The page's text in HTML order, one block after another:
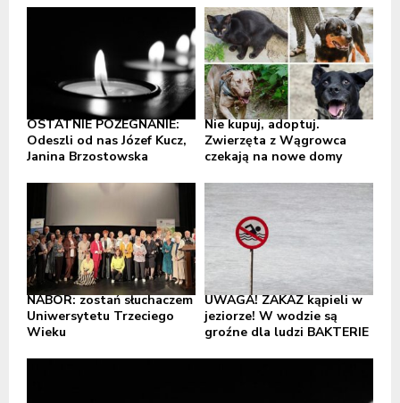
OSTATNIE POŻEGNANIE:
Odeszli od nas Józef Kucz,
Janina Brzostowska
Nie kupuj, adoptuj.
Zwierzęta z Wągrowca
czekają na nowe domy
NABÓR: zostań słuchaczem
Uniwersytetu Trzeciego
Wieku
UWAGA! ZAKAZ kąpieli w
jeziorze! W wodzie są
groźne dla ludzi BAKTERIE